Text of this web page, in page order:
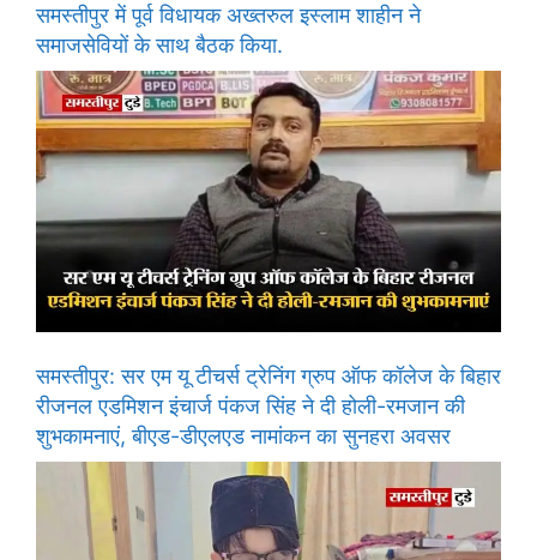
समस्तीपुर में पूर्व विधायक अख्तरुल इस्लाम शाहीन ने
समाजसेवियों के साथ बैठक किया.
समस्तीपुर: सर एम यू टीचर्स ट्रेनिंग ग्रुप ऑफ कॉलेज के बिहार
रीजनल एडमिशन इंचार्ज पंकज सिंह ने दी होली-रमजान की
शुभकामनाएं, बीएड-डीएलएड नामांकन का सुनहरा अवसर